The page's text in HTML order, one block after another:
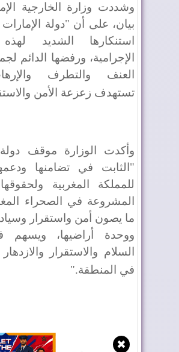
وشددت وزارة الخارجية
بيان، على أن "دولة
استنكارها الشديد
الإجرامية، ورفضها الدائم
العنف والتطرف
تستهدف زعزعة الأمن
وأكدت الوزارة موقف دولة
"الثابت في تضامنها
للمملكة المغربية
المشروعة في الصحراء
ما يصون أمن واستقرار
ووحدة أراضيها، ويسهم
السلام والاستقرار
في المنطقة".
✖